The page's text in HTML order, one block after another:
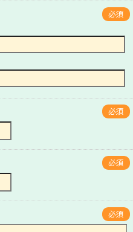
必須
必須
必須
必須